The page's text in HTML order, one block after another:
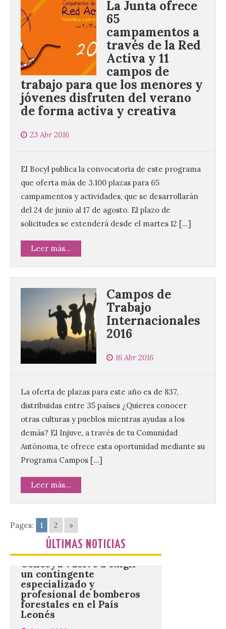
La Junta ofrece
65
campamentos a
través de la Red
Activa y 11
campos de
trabajo para que los menores y
jóvenes disfruten del verano
de forma activa y creativa
23 Abr 2016
El Bocyl publica la convocatoria de este programa
que oferta más de 3.100 plazas para 65
campamentos y actividades, que se desarrollarán
del 24 de junio al 17 de agosto. El plazo de
solicitudes se extenderá desde el martes 12 […]
Leer más...
Campos de
Trabajo
Internacionales
2016
16 Abr 2016
La oferta de plazas para este año es de 837,
distribuidas entre 35 países ¿Quieres conocer
otras culturas y pueblos mientras ayudas a los
demás? El Injuve, a través de tu Comunidad
Autónoma, te ofrece esta oportunidad mediante su
Programa Campos […]
Leer más...
Pages: 1 2 »
ÚLTIMAS NOTICIAS
La UPSA impulsa la
creación musical con el I
Concurso Internacional de
8 Ago 2026
Este certamen,
promovido por el Instituto
Universitario de Música
Sacra de la Universidad
Pontificia de Salamanca
(UPSA), premiará composiciones
premio de 3.000 euros. Las candidaturas
podrán presentarse hasta el 30 de
noviembre. La Universidad, a […]
Conceyu vuelve a exigir
un contingente
especializado y
profesional de bomberos
forestales en el País
Leonés
8 Ago 2026